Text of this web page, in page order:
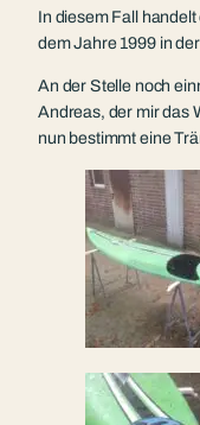
In diesem Fall
dem Jahre 1999 in
An der Stelle noch
Andreas, der mir das
nun bestimmt eine